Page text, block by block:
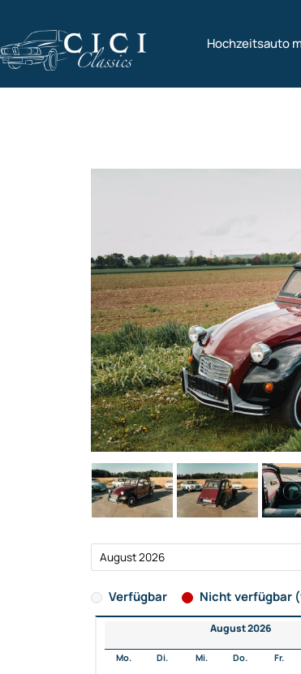
Hochzeitsauto
Verfügbar Nicht verfügbar
August 2026
Mo. Di. Mi. Do. Fr.